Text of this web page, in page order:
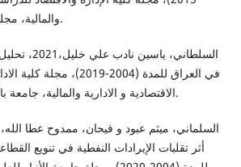
والمالية، مجلد 9، العدد 4، 101-124.
السلطاني،
في العراق للمدة (2004-
الاقتصادية و الادارية والمالية، جامعة بابل، المجلد 13، العدد 1.
أثر تقلبات الإيرادات النفطية في تنويع